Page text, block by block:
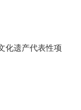
化遗产代表性项